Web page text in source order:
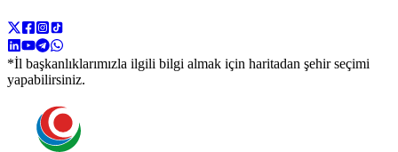
*İl başkanlıklarımızla ilgili bilgi almak için haritadan şehir seçimi
yapabilirsiniz.